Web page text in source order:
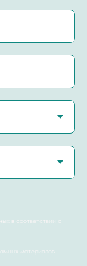
в соответствии с
материалов